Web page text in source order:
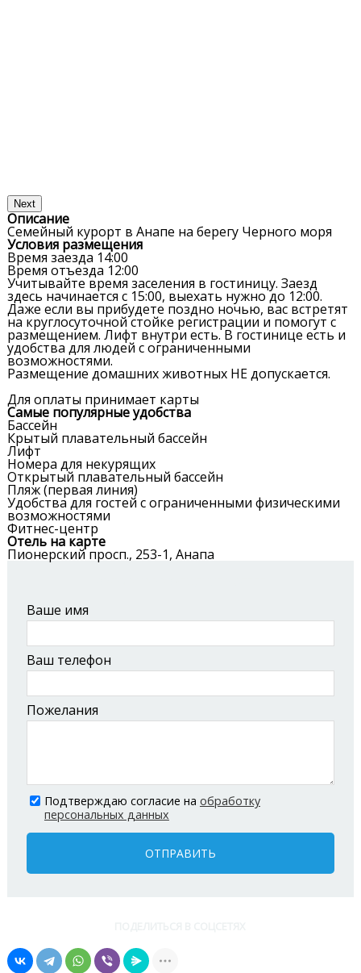
Next
Описание
Семейный курорт в Анапе на берегу Черного моря
Условия размещения
Время заезда 14:00
Время отъезда 12:00
Учитывайте время заселения в гостиницу. Заезд
здесь начинается с 15:00, выехать нужно до 12:00.
Даже если вы прибудете поздно ночью, вас встретят
на круглосуточной стойке регистрации и помогут с
размещением. Лифт внутри есть. В гостинице есть и
удобства для людей с ограниченными
возможностями.
Размещение домашних животных НЕ допускается.
Для оплаты принимает карты
Самые популярные удобства
Бассейн
Крытый плавательный бассейн
Лифт
Номера для некурящих
Открытый плавательный бассейн
Пляж (первая линия)
Удобства для гостей с ограниченными физическими
возможностями
Фитнес-центр
Отель на карте
Пионерский просп., 253-1, Анапа
Ваше имя
Ваш телефон
Пожелания
Подтверждаю согласие на обработку
персональных данных
ОТПРАВИТЬ